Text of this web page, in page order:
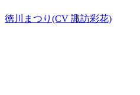
徳川まつり(CV 諏訪彩花)